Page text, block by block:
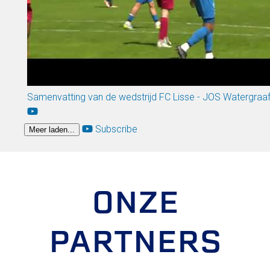
Samenvatting van de wedstrijd FC Lisse - JOS
Meer laden... Subscribe
ONZE
PARTNERS